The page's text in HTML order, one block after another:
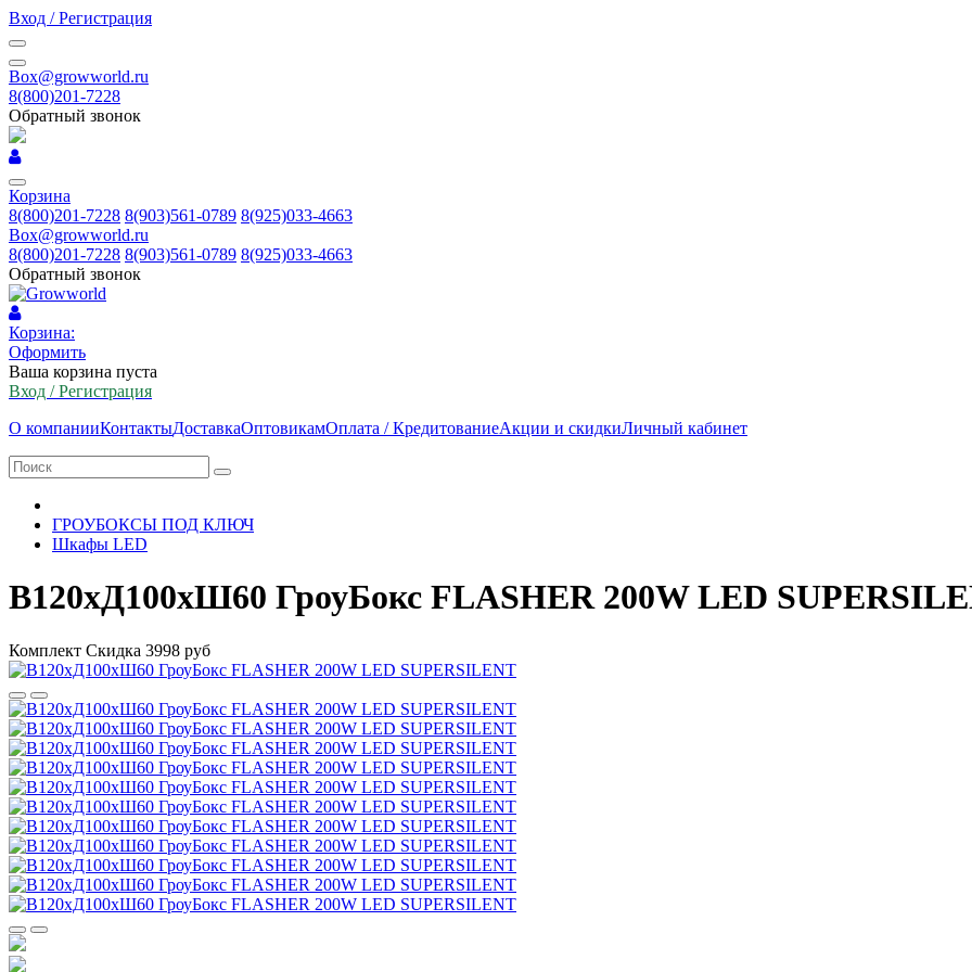
Вход / Регистрация
Box@growworld.ru
8(800)201-7228
Обратный звонок
Корзина
8(800)201-7228 8(903)561-0789 8(925)033-4663
Box@growworld.ru
8(800)201-7228 8(903)561-0789 8(925)033-4663
Обратный звонок
Корзина:
Оформить
Ваша корзина пуста
Вход / Регистрация
О компанииКонтактыДоставкаОптовикамОплата / КредитованиеАкции и скидкиЛичный кабинет
ГРОУБОКСЫ ПОД КЛЮЧ
Шкафы LED
В120хД100хШ60 ГроуБокс FLASHER 200W LED
Комплект Скидка 3998 руб